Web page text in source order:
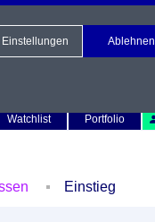
Watchlist Portfolio
Einstieg
Einstellungen Ablehnen